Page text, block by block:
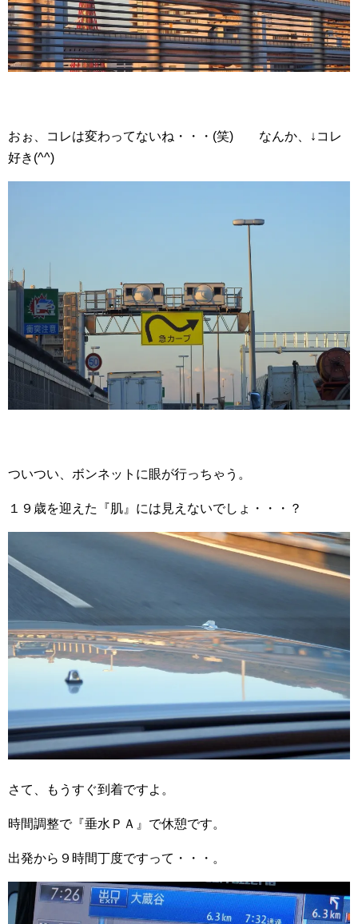
おぉ、コレは変わってないね・・・(笑) なんか、↓コレ
好き(^^)
ついつい、ボンネットに眼が行っちゃう。
１９歳を迎えた『肌』には見えないでしょ・・・？
さて、もうすぐ到着ですよ。
時間調整で『垂水ＰＡ』で休憩です。
出発から９時間丁度ですって・・・。